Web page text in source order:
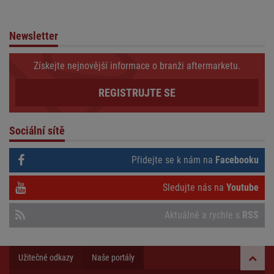
Newsletter
Získejte nejnovější informace o branži aftermarketu.
REGISTRUJTE SE
Sociální sítě
Přidejte se k nám na Facebooku
Sledujte nás na Youtube
Aktuálně a rychle s RSS
Užitečné odkazy Naše portály